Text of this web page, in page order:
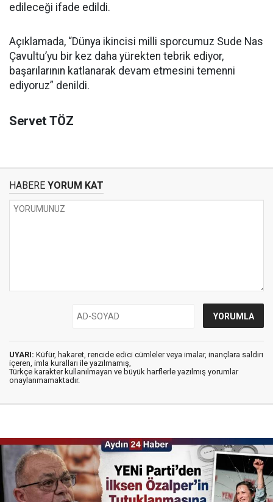
edileceği ifade edildi.
Açıklamada, “Dünya ikincisi milli sporcumuz Sude Nas
Çavultu’yu bir kez daha yürekten tebrik ediyor,
başarılarının katlanarak devam etmesini temenni
ediyoruz” denildi.
Servet TÖZ
HABERE YORUM KAT
UYARI: Küfür, hakaret, rencide edici cümleler veya imalar, inançlara saldırı
içeren, imla kuralları ile yazılmamış,
Türkçe karakter kullanılmayan ve büyük harflerle yazılmış yorumlar
onaylanmamaktadır.